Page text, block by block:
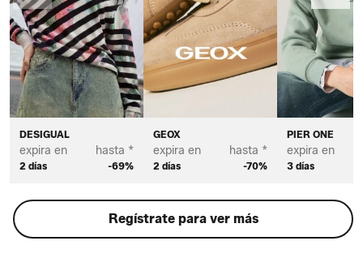
DESIGUAL
expira en
2 días
hasta *
-69%
GEOX
expira en
2 días
hasta *
-70%
PIER ONE
expira en
3 días
Regístrate para ver más